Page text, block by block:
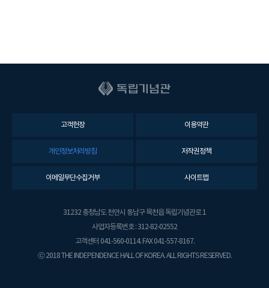
고객헌장 이용약관
개인정보처리방침 저작권정책
이메일무단수집거부 사이트맵
31232 충청남도 천안시 동남구 목천읍 독립기념관로 1
사업자등록번호 : 312-82-02552
고객센터 041-560-0114. FAX 041-557-8167.
ⓒ 2018 THE INDEPENDENCE HALL OF KOREA. ALL RIGHTS RESERVED.